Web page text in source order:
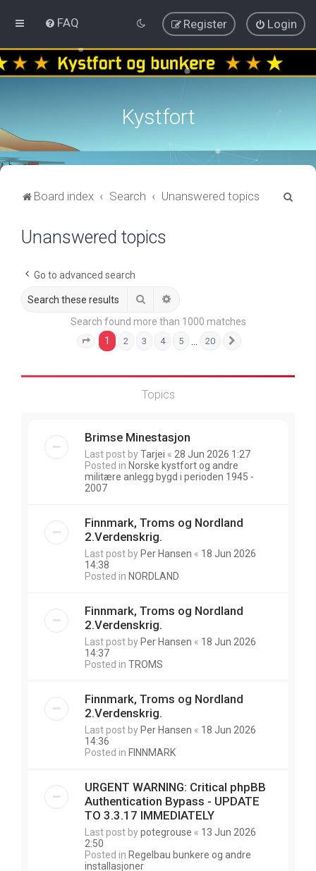
FAQ Login
Register
Kystfort
Board index Search Unanswered topics
Unanswered topics
Go to advanced search
Search
Search found more than 1000 matches
Page 1 of 20
1 2 3 4 5 20
Topics
Brimse Minestasjon
Last post byTarjei « 28 Jun 2026 1:27
Posted in Norske kystfort og andre
militære anlegg bygd i perioden 1945 -
2007
Finnmark, Troms og Nordland
2.Verdenskrig.
Last post by Per Hansen « 18 Jun 2026
14:38
Posted in NORDLAND
Finnmark, Troms og Nordland
2.Verdenskrig.
Last post by Per Hansen « 18 Jun 2026
14:37
Posted in TROMS
Finnmark, Troms og Nordland
2.Verdenskrig.
Last post by Per Hansen « 18 Jun 2026
14:36
Posted in FINNMARK
URGENT WARNING: Critical phpBB
Authentication Bypass - UPDATE
TO 3.3.17 IMMEDIATELY
Last post bypotegrouse « 13 Jun 2026
2:50
Posted in Regelbau bunkere og andre
installasjoner